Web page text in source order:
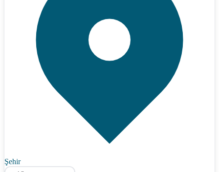
Şehir